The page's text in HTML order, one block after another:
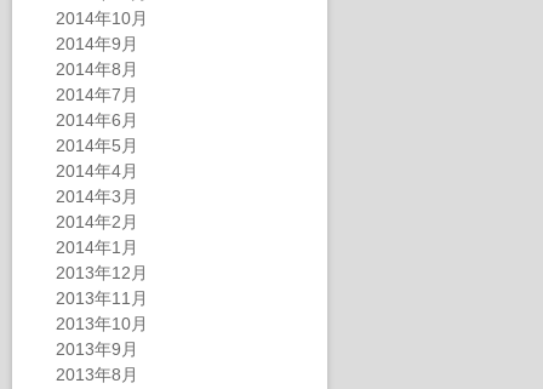
2014年10月
2014年9月
2014年8月
2014年7月
2014年6月
2014年5月
2014年4月
2014年3月
2014年2月
2014年1月
2013年12月
2013年11月
2013年10月
2013年9月
2013年8月